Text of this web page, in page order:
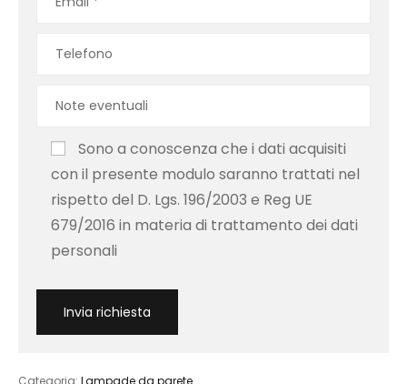
Sono a conoscenza che i dati acquisiti
con il presente modulo saranno trattati nel
rispetto del D. Lgs. 196/2003 e Reg UE
679/2016 in materia di trattamento dei dati
personali
Categoria: Lampade da parete